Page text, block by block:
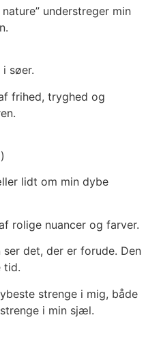
understreger min
søer.
frihed, tryghed og
lidt om min dybe
rolige nuancer og farver.
ser det, der er forude. Den
tid.
strenge i mig, både
i min sjæl.